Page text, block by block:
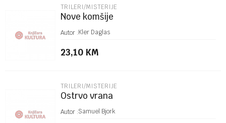
POŠALJI
TRILERI/MISTERIJE
Nove komšije
Autor :Kler Daglas
23,10 KM
TRILERI/MISTERIJE
Ostrvo vrana
Autor :Samuel Bjork